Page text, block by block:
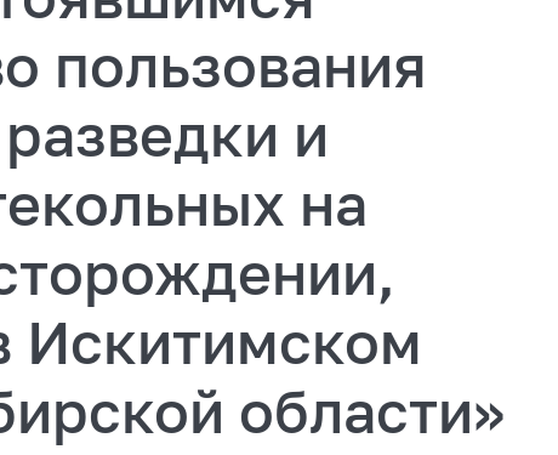
пользования
и
на
Искитимском
области»